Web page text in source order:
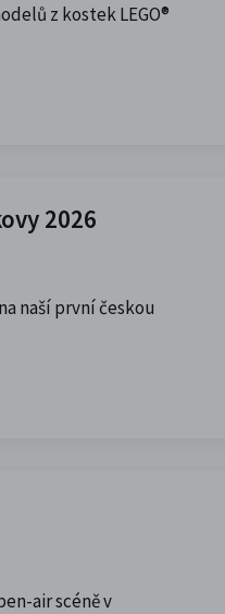
z kostek LEGO®
2026
naší první českou
air scéně v